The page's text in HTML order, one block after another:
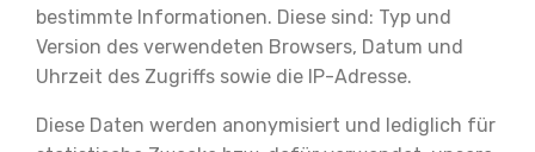
bestimmte Informationen. Diese sind: Typ und
Version des verwendeten Browsers, Datum und
Uhrzeit des Zugriffs sowie die IP-Adresse.
Diese Daten werden anonymisiert und lediglich für